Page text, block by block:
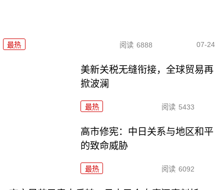
最热 阅读 6888 07-24
美新关税无缝衔接，全球贸易再
掀波澜
最热 阅读 5433
高市修宪：中日关系与地区和平
的致命威胁
最热 阅读 6092